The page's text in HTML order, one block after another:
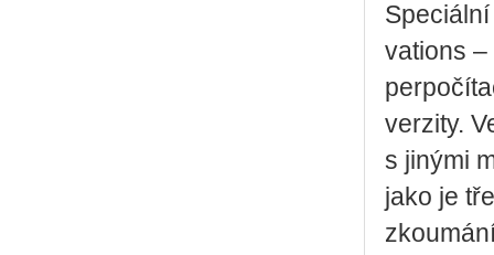
vati­ons
ver­zi­ty.
s ji­ný­mi
jako je